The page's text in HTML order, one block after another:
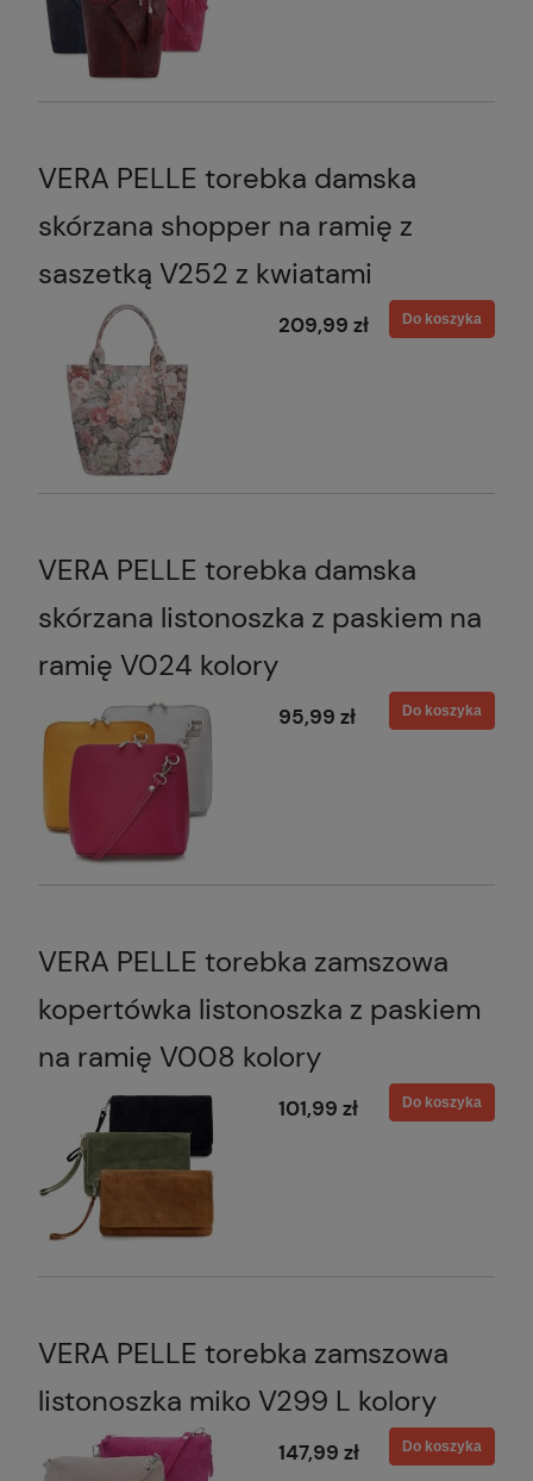
VERA PELLE torebka damska
skórzana shopper na ramię z
saszetką V252 z kwiatami
209,99 zł Do koszyka
VERA PELLE torebka damska
skórzana listonoszka z paskiem na
ramię V024 kolory
95,99 zł Do koszyka
VERA PELLE torebka zamszowa
kopertówka listonoszka z paskiem
na ramię V008 kolory
101,99 zł Do koszyka
VERA PELLE torebka zamszowa
listonoszka miko V299 L kolory
147,99 zł Do koszyka